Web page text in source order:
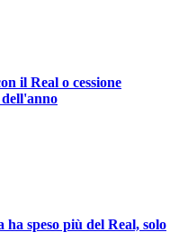
il Real o cessione
speso più del Real, solo